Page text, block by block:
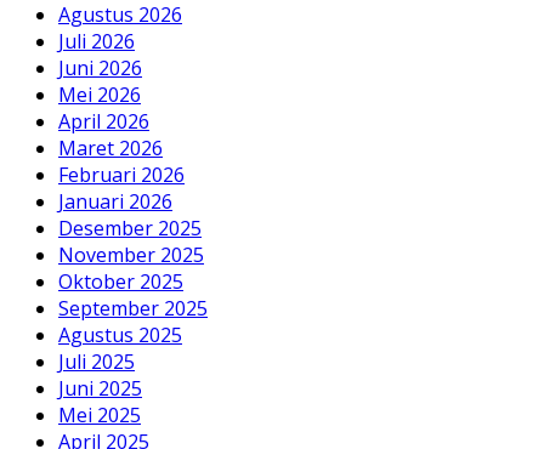
Agustus 2026
Juli 2026
Juni 2026
Mei 2026
April 2026
Maret 2026
Februari 2026
Januari 2026
Desember 2025
November 2025
Oktober 2025
September 2025
Agustus 2025
Juli 2025
Juni 2025
Mei 2025
April 2025